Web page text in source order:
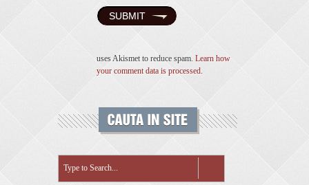
uses Akismet to reduce spam. Learn how
your comment data is processed.